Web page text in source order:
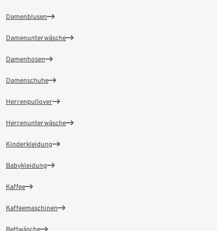
Damenblusen
Damenunterwäsche
Damenhosen
Damenschuhe
Herrenpullover
Herrenunterwäsche
Kinderkleidung
Babykleidung
Kaffee
Kaffeemaschinen
Bettwäsche